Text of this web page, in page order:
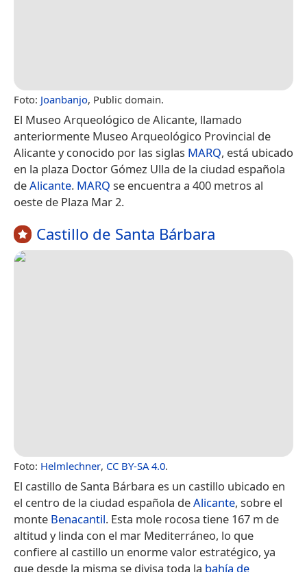
Foto: Joanbanjo, Public domain.
El Museo Arqueológico de Alicante, llamado
anteriormente Museo Arqueológico Provincial de
Alicante y conocido por las siglas MARQ, está ubicado
en la plaza Doctor Gómez Ulla de la ciudad española
deAlicante. MARQ se encuentra a 400 metros al
oeste de Plaza Mar 2.
Castillo de Santa Bárbara
Foto: Helmlechner, CC BY-SA 4.0.
El castillo de Santa Bárbara​ es un castillo ubicado en
el centro de la ciudad española deAlicante, sobre el
monte Benacantil. Esta mole rocosa tiene 167 m de
altitud y linda con el mar Mediterráneo, lo que
confiere al castillo un enorme valor estratégico, ya
que desde la misma se divisa toda la bahía de